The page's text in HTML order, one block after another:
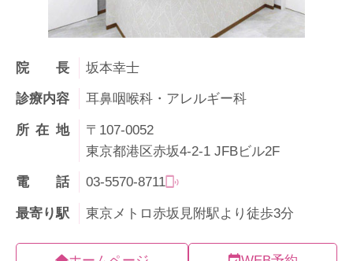
院長
坂本幸士
診療内容
耳鼻咽喉科・アレルギー科
所在地
〒107-0052
東京都港区赤坂4-2-1 JFBビル2F
電話
03-5570-8711
最寄り駅
東京メトロ赤坂見附駅より徒歩3分